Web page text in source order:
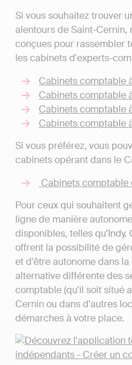
Si vous souhaitez trouver
alentours de Saint-Cernin,
conçues pour rassembler
les cabinets d'experts-
Cabinets comptable
Cabinets comptable
Cabinets comptable
Cabinets comptable
Si vous préférez, vous
cabinets opérant dans le
Cabinets comptable
Pour ceux qui souhaitent
ligne de manière
disponibles, telles qu'Indy.
offrent la possibilité de
et d'être autonome dans
alternative différente des
comptable (qu'il soit situé
Cernin ou dans d'autres
démarches à votre place.